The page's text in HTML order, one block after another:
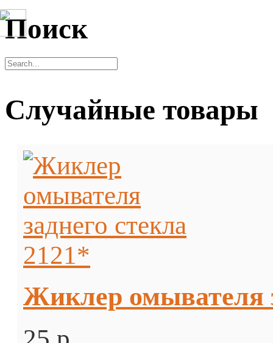
Поиск
Случайные товары
Жиклер омывателя